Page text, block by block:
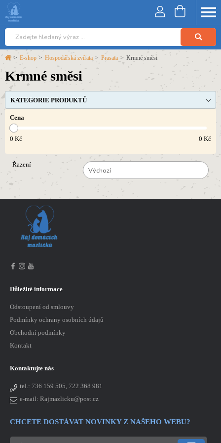
> E-shop > Hospodářská zvířata > Prasata > Krmné směsi
Krmné směsi
KATEGORIE PRODUKTŮ
Cena
0 Kč 0 Kč
Řazení
Výchozí
Důležité informace
Odstoupení od smlouvy
Podmínky ochrany osobních údajů
Obchodní podmínky
Kontakt
Kontaktujte nás
tel.: 736 159 505, 722 368 981
e-mail: Rajmazlicku@post.cz
CHCETE DOSTÁVAT NOVINKY Z NAŠEHO WEBU?